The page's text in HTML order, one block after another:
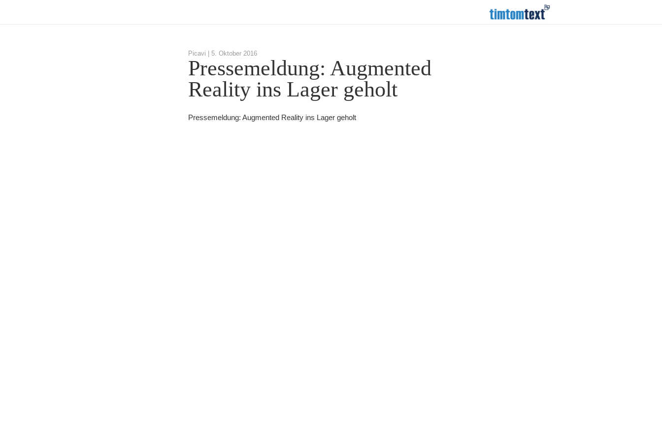
Picavi | 5. Oktober 2016
Pressemeldung: Augmented
Reality ins Lager geholt
Pressemeldung: Augmented Reality ins Lager geholt